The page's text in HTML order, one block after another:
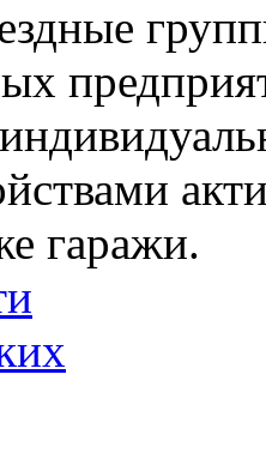
гаражи.